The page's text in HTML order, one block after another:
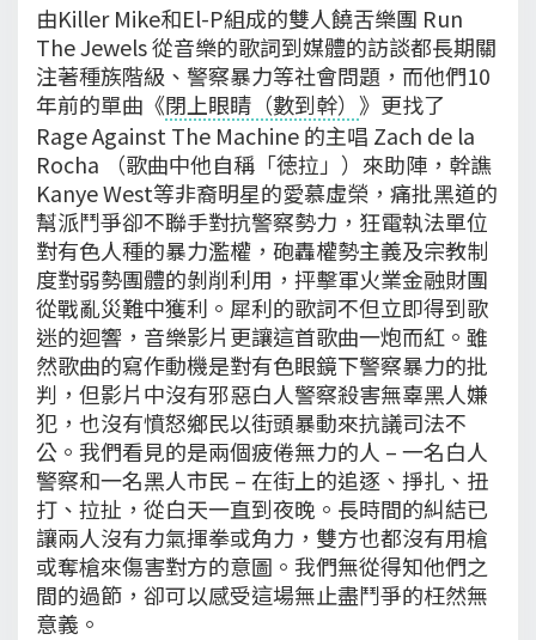
由Killer Mike和El-P組成的雙人饒舌樂團 Run
The Jewels 從音樂的歌詞到媒體的訪談都長期關
注著種族階級、警察暴力等社會問題，而他們10
年前的單曲《閉上眼睛（數到幹） 》更找了
Rage Against The Machine 的主唱 Zach de la
Rocha （歌曲中他自稱「徳拉」）來助陣，幹譙
Kanye West等非裔明星的愛慕虛榮，痛批黑道的
幫派鬥爭卻不聯手對抗警察勢力，狂電執法單位
對有色人種的暴力濫權，砲轟權勢主義及宗教制
度對弱勢團體的剝削利用，抨擊軍火業金融財團
從戰亂災難中獲利。犀利的歌詞不但立即得到歌
迷的迴響，音樂影片更讓這首歌曲一炮而紅。雖
然歌曲的寫作動機是對有色眼鏡下警察暴力的批
判，但影片中沒有邪惡白人警察殺害無辜黑人嫌
犯，也沒有憤怒鄉民以街頭暴動來抗議司法不
公。我們看見的是兩個疲倦無力的人 – 一名白人
警察和一名黑人市民 – 在街上的追逐、掙扎、扭
打、拉扯，從白天一直到夜晚。長時間的糾結已
讓兩人沒有力氣揮拳或角力，雙方也都沒有用槍
或奪槍來傷害對方的意圖。我們無從得知他們之
間的過節，卻可以感受這場無止盡鬥爭的枉然無
意義。